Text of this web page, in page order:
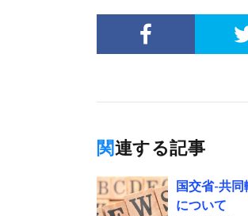
関連する記事
国交省-共
について